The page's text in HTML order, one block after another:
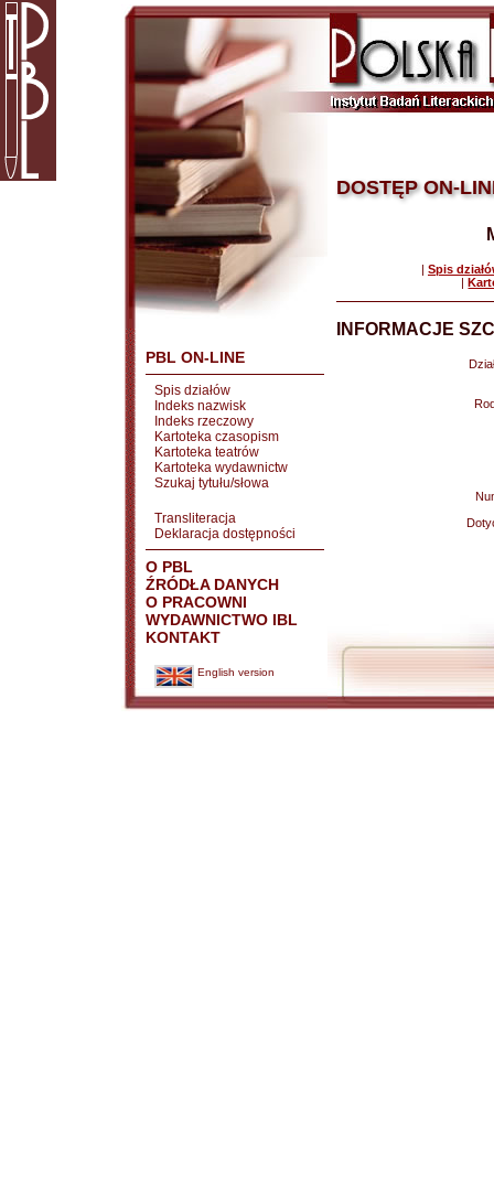
PBL ON-LINE
Spis działów
Indeks nazwisk
Indeks rzeczowy
Kartoteka czasopism
Kartoteka teatrów
Kartoteka wydawnictw
Szukaj tytułu/słowa
Transliteracja
Deklaracja dostępności
O PBL
ŹRÓDŁA DANYCH
O PRACOWNI
WYDAWNICTWO IBL
KONTAKT
English version
DOSTĘP ON-
| Spis
|
INFORMACJE